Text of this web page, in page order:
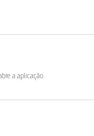
a aplicação.